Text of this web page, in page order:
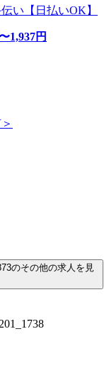
い【日払いOK】
1,937円
のその他の求人を見